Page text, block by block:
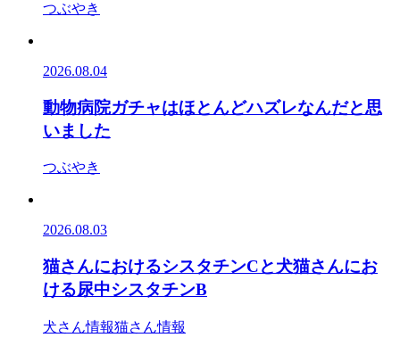
つぶやき
2026.08.04
動物病院ガチャはほとんどハズレなんだと思
いました
つぶやき
2026.08.03
猫さんにおけるシスタチンCと犬猫さんにお
ける尿中シスタチンB
犬さん情報猫さん情報